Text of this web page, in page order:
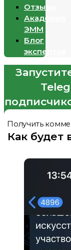
Отзывы
Академия
ЭММ
Блог
экспертов
Получить
Как будет